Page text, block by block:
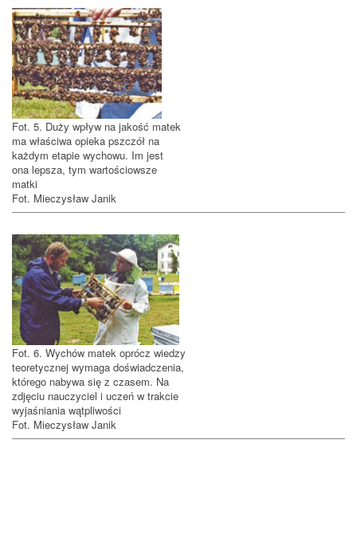
Fot. 5. Duży wpływ na jakość matek
ma właściwa opieka pszczół na
każdym etapie wychowu. Im jest
ona lepsza, tym wartościowsze
matki
Fot. Mieczysław Janik
Fot. 6. Wychów matek oprócz wiedzy
teoretycznej wymaga doświadczenia,
którego nabywa się z czasem. Na
zdjęciu nauczyciel i uczeń w trakcie
wyjaśniania wątpliwości
Fot. Mieczysław Janik